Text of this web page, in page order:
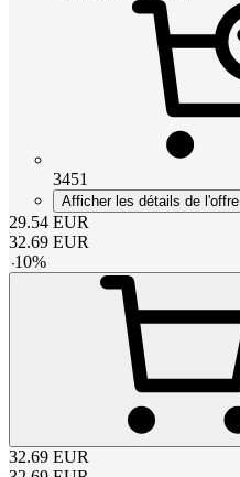
3451
Afficher les détails de l'offre
29.54 EUR
32.69 EUR
-10%
32.69 EUR